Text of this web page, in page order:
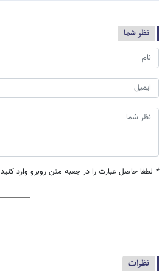
نظر شما
* لطفا حاصل عبارت را در جعبه متن روبرو وارد کنید
نظرات